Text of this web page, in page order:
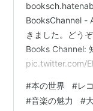
BooksChannel -
きました。どう
Books Channel:
pic.twitter.com/
年10月8日 note
す。 note.com
#本の世界 #レ
#音楽の魅力 #